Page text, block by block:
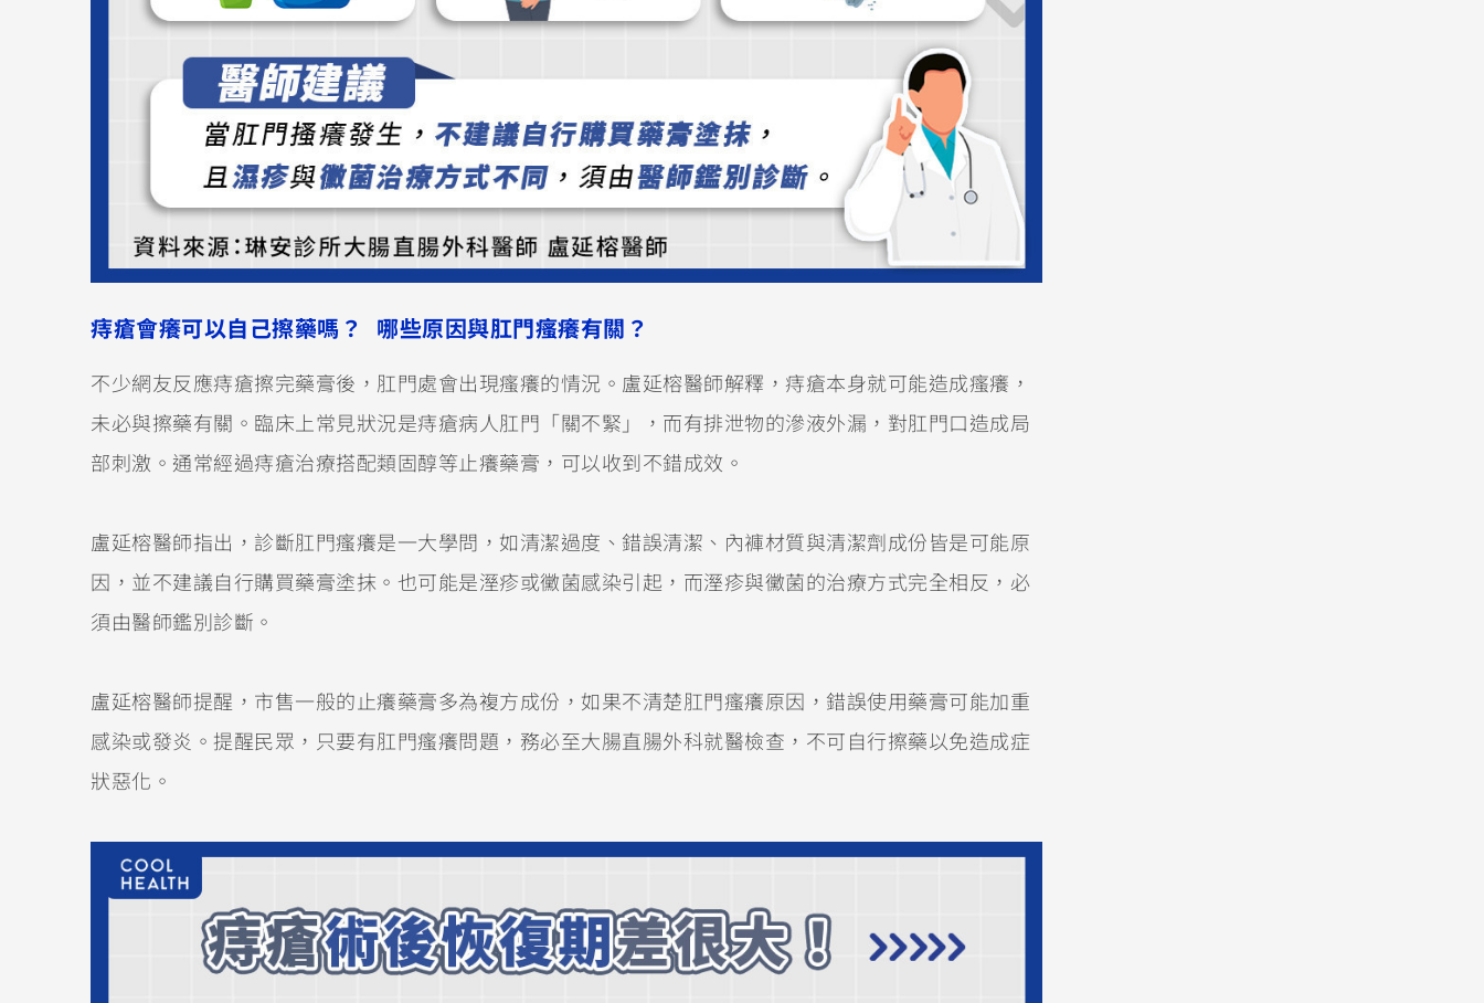
痔瘡會癢可以自己擦藥嗎？ 哪些原因與肛門瘙癢有關？
不少網友反應痔瘡擦完藥膏後，肛門處會出現瘙癢的情況。盧延榕醫師解釋，痔瘡本身就可能造成瘙癢，
未必與擦藥有關。臨床上常見狀況是痔瘡病人肛門「關不緊」，而有排泄物的滲液外漏，對肛門口造成局
部刺激。通常經過痔瘡治療搭配類固醇等止癢藥膏，可以收到不錯成效。
盧延榕醫師指出，診斷肛門瘙癢是一大學問，如清潔過度、錯誤清潔、內褲材質與清潔劑成份皆是可能原
因，並不建議自行購買藥膏塗抹。也可能是溼疹或黴菌感染引起，而溼疹與黴菌的治療方式完全相反，必
須由醫師鑑別診斷。
盧延榕醫師提醒，市售一般的止癢藥膏多為複方成份，如果不清楚肛門瘙癢原因，錯誤使用藥膏可能加重
感染或發炎。提醒民眾，只要有肛門瘙癢問題，務必至大腸直腸外科就醫檢查，不可自行擦藥以免造成症
狀惡化。